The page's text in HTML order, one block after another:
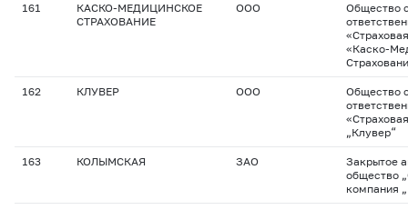
161
КАСКО-МЕДИЦИНСКОЕ
СТРАХОВАНИЕ
ООО
Общество
«Каско-
162 КЛУВЕР ООО
Общество
„Клувер“
163 КОЛЫМСКАЯ ЗАО
Закрытое
общество
компания